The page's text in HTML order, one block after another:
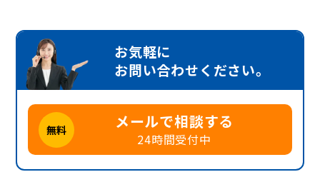
お気軽に
お問い合わせください。
無料 メールで相談する
24時間受付中